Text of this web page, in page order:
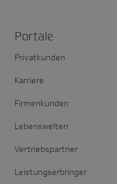
Portale
Privatkunden
Karriere
Firmenkunden
Lebenswelten
Vertriebspartner
Leistungserbringer